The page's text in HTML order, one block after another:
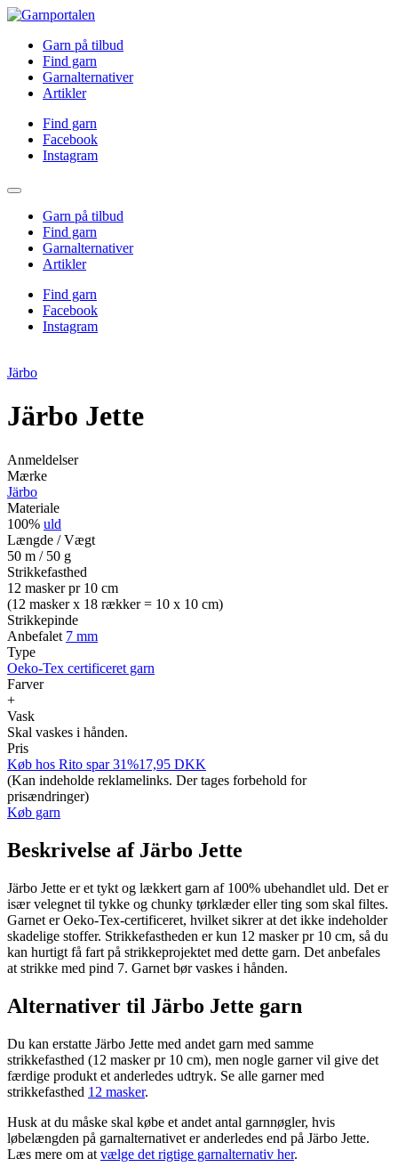
Garn på tilbud
Find garn
Garnalternativer
Artikler
Find garn
Facebook
Instagram
Garn på tilbud
Find garn
Garnalternativer
Artikler
Find garn
Facebook
Instagram
Järbo
Järbo Jette
Anmeldelser
Mærke
Järbo
Materiale
100% uld
Længde / Vægt
50 m / 50 g
Strikkefasthed
12 masker pr 10 cm
(12 masker x 18 rækker = 10 x 10 cm)
Strikkepinde
Anbefalet 7 mm
Type
Oeko-Tex certificeret garn
Farver
+
Vask
Skal vaskes i hånden.
Pris
Køb hos Rito spar 31%17,95 DKK
(Kan indeholde reklamelinks. Der tages forbehold for
prisændringer)
Køb garn
Beskrivelse af Järbo Jette
Järbo Jette er et tykt og lækkert garn af 100% ubehandlet uld. Det er
især velegnet til tykke og chunky tørklæder eller ting som skal filtes.
Garnet er Oeko-Tex-certificeret, hvilket sikrer at det ikke indeholder
skadelige stoffer. Strikkefastheden er kun 12 masker pr 10 cm, så du
kan hurtigt få fart på strikkeprojektet med dette garn. Det anbefales
at strikke med pind 7. Garnet bør vaskes i hånden.
Alternativer til Järbo Jette garn
Du kan erstatte Järbo Jette med andet garn med samme
strikkefasthed (12 masker pr 10 cm), men nogle garner vil give det
færdige produkt et anderledes udtryk. Se alle garner med
strikkefasthed 12 masker.
Husk at du måske skal købe et andet antal garnnøgler, hvis
løbelængden på garnalternativet er anderledes end på Järbo Jette.
Læs mere om at vælge det rigtige garnalternativ her.